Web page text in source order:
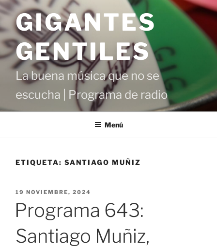
Saltar
contenido
GIGANTES
GENTILES
La buena música que no se
escucha | Programa de radio
Menú
ETIQUETA: SANTIAGO MUÑIZ
PUBLICADO
19 NOVIEMBRE, 2024
Programa 643:
Santiago Muñiz,